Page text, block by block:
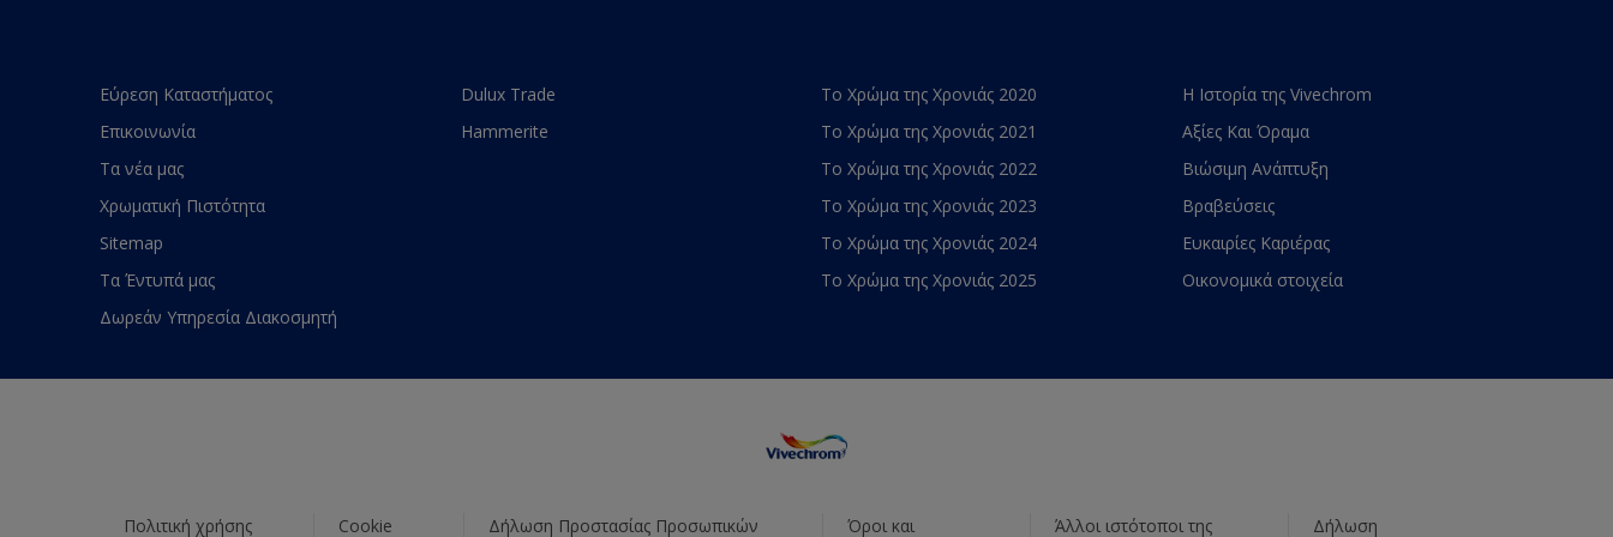
Εύρεση Καταστήματος
Επικοινωνία
Τα νέα μας
Χρωματική Πιστότητα
Sitemap
Τα Έντυπά μας
Δωρεάν Υπηρεσία Διακοσμητή
Dulux Trade
Hammerite
Το Χρώμα της Χρονιάς 2020
Το Χρώμα της Χρονιάς 2021
Το Χρώμα της Χρονιάς 2022
Το Χρώμα της Χρονιάς 2023
Το Χρώμα της Χρονιάς 2024
Το Χρώμα της Χρονιάς 2025
Η Ιστορία της Vivechrom
Αξίες Και Όραμα
Βιώσιμη Ανάπτυξη
Βραβεύσεις
Ευκαιρίες Καριέρας
Οικονομικά στοιχεία
Πολιτική χρήσης Cookie Δήλωση Προστασίας Προσωπικών Όροι και Άλλοι ιστότοποι της Δήλωση